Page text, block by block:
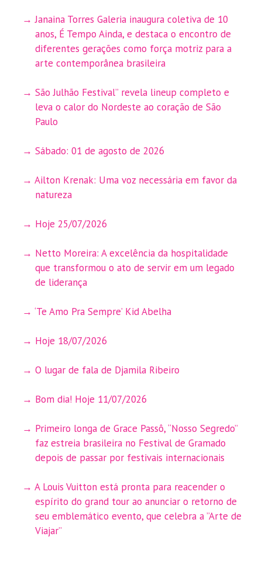
Janaina Torres Galeria inaugura coletiva de 10
anos, É Tempo Ainda, e destaca o encontro de
diferentes gerações como força motriz para a
arte contemporânea brasileira
São Julhão Festival” revela lineup completo e
leva o calor do Nordeste ao coração de São
Paulo
Sábado: 01 de agosto de 2026
Ailton Krenak: Uma voz necessária em favor da
natureza
Hoje 25/07/2026
Netto Moreira: A excelência da hospitalidade
que transformou o ato de servir em um legado
de liderança
‘Te Amo Pra Sempre’ Kid Abelha
Hoje 18/07/2026
O lugar de fala de Djamila Ribeiro
Bom dia! Hoje 11/07/2026
Primeiro longa de Grace Passô, “Nosso Segredo”
faz estreia brasileira no Festival de Gramado
depois de passar por festivais internacionais
A Louis Vuitton está pronta para reacender o
espírito do grand tour ao anunciar o retorno de
seu emblemático evento, que celebra a ”Arte de
Viajar”